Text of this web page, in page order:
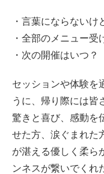
・言葉にならないけ
・全部のメニュー
・次の開催はいつ？
セッションや体験を
うに、帰り際には皆
驚きと喜び、感動を
せた方、涙ぐまれた
が湛える優しく柔ら
ンネスが繋いでくれ